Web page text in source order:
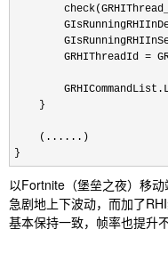
        GRHIThreadId
=
    }
    (......)
}
以Fortnite（堡垒之夜）移
急剧地上下波动，而加了
基本保持一致，帧率也提升不